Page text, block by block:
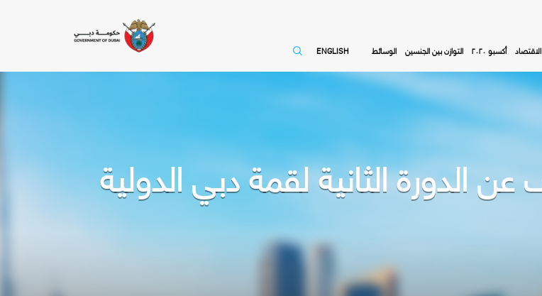
الاقتصاد أكسبو ٢٠٢٠ التوازن بين الجنسين الوسائط ENGLISH
الثانية لقمة دبي الدولية